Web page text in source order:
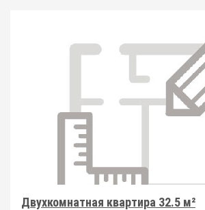
Двухкомнатная квартира 32.5 м²